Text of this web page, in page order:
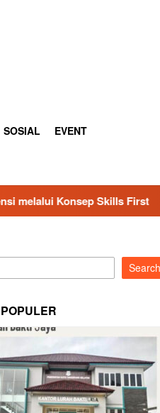
SOSIAL EVENT
Menko Polkam
Search